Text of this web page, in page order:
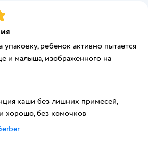
ребенок активно пытается
и малыша, изображенного на
каши без лишних примесей,
хорошо, без комочков